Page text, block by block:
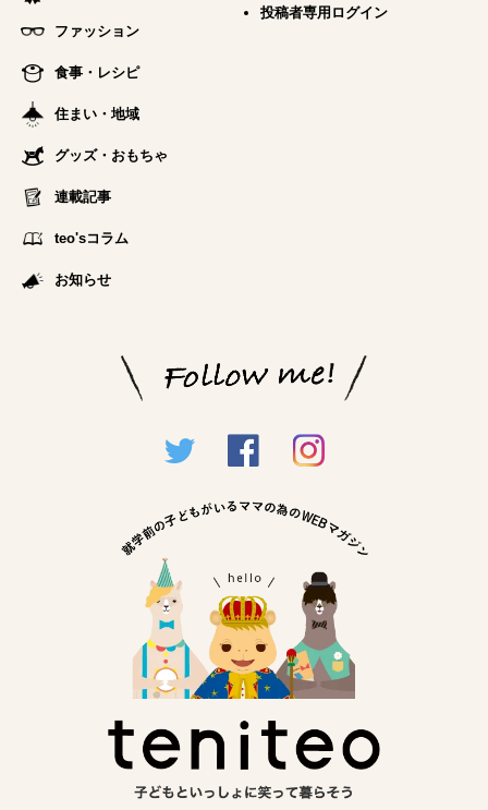
ファッション
食事・レシピ
住まい・地域
グッズ・おもちゃ
連載記事
teo'sコラム
お知らせ
投稿者専用ログイン